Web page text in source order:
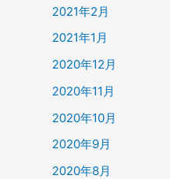
2021年2月
2021年1月
2020年12月
2020年11月
2020年10月
2020年9月
2020年8月